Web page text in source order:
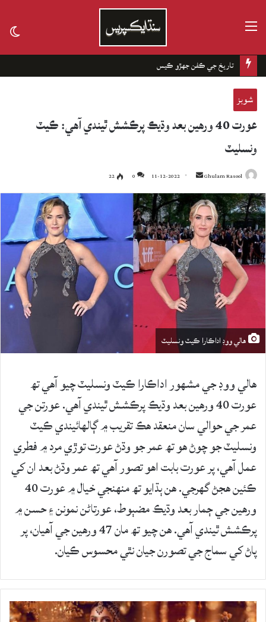
تاريخ جي ڪفن جھڙو ڪيس
شوبز
عورت 40 ورهين بعد وڌيڪ پرڪشش ٿيندي آهي: ڪيٽ
ونسليٽ
Ghulam Rasool
Send
an
email
11-12-2022
0
22
هالي ووڊ اداڪارا ڪيٽ ونسليٽ
هالي ووڊ جي مشهور اداڪارا ڪيٽ ونسليٽ چيو آهي تھ
عورت 40 ورهين بعد وڌيڪ پرڪشش ٿيندي آهي. عورتن جي
عمر جي حوالي سان منعقد هڪ تقريب ۾ ڳالهائيندي ڪيٽ
ونسليٽ جو چوڻ هو تھ عمر جو وڌڻ عورت توڙي مرد ۾ فطري
عمل آهي، پر عورت بابت اهو تصور آهي تھ عمر وڌڻ بعد ان کي
ڪئين هجڻ گهرجي. هن ٻڌايو تھ منهنجي خيال ۾ عورت 40
ورهين جي ڄمار بعد وڌيڪ مضٻوط، عورتاڻن نمونن ۽ حسن ۾
پرڪشش ٿيندي آهي. هن چيو تھ مان 47 ورهين جي آهيان، پر
پاڻ کي سماج جي تصورن جيان نٿي محسوس ڪيان.